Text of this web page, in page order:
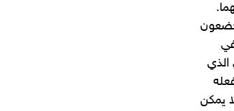
الذي
يمكن